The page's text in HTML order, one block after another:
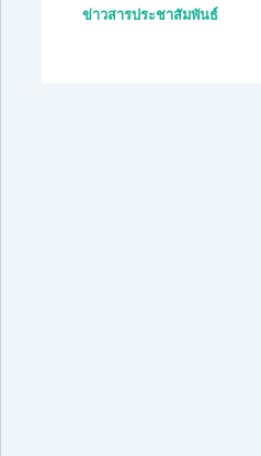
ข่าวสารประชาสัมพันธ์